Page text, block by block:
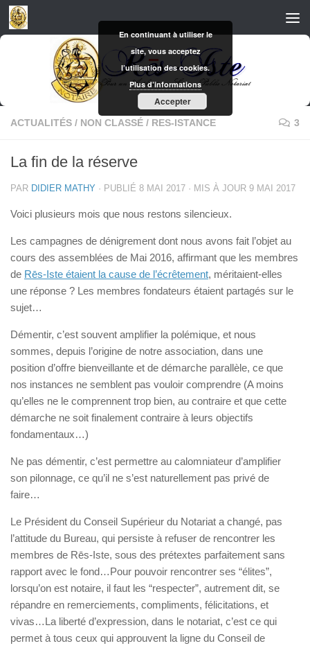
Skip to content
ACTUALITÉS / NON CLASSÉ / RES-ISTANCE 3
La fin de la réserve
PAR DIDIER MATHY · PUBLIÉ 8 MAI 2017 · MIS À JOUR 9 MAI 2017
Voici plusieurs mois que nous restons silencieux.
Les campagnes de dénigrement dont nous avons fait l’objet au
cours des assemblées de Mai 2016, affirmant que les membres
de Rēs-Iste étaient la cause de l’écrêtement, méritaient-elles
une réponse ? Les membres fondateurs étaient partagés sur le
sujet…
Démentir, c’est souvent amplifier la polémique, et nous
sommes, depuis l’origine de notre association, dans une
position d’offre bienveillante et de démarche parallèle, ce que
nos instances ne semblent pas vouloir comprendre (A moins
qu’elles ne le comprennent trop bien, au contraire et que cette
démarche ne soit finalement contraire à leurs objectifs
fondamentaux…)
Ne pas démentir, c’est permettre au calomniateur d’amplifier
son pilonnage, ce qu’il ne s’est naturellement pas privé de
faire…
Le Président du Conseil Supérieur du Notariat a changé, pas
l’attitude du Bureau, qui persiste à refuser de rencontrer les
membres de Rēs-Iste, sous des prétextes parfaitement sans
rapport avec le fond…Pour pouvoir rencontrer ses “élites”,
lorsqu’on est notaire, il faut les “respecter”, autrement dit, se
répandre en remerciements, compliments, félicitations, et
vivas…La liberté d’expression, dans le notariat, c’est ce qui
permet à tous ceux qui approuvent la ligne du Conseil de
En continuant à utiliser le
site, vous acceptez
l’utilisation des cookies.
Plus d’informations
Accepter